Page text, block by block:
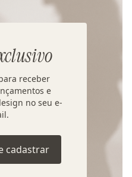
receber
e
no seu e-
cadastrar